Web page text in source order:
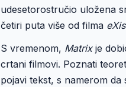
udesetorostručio uložena
četiri puta više od filma
S vremenom, Matrixje
crtani filmovi. Poznati
pojavi tekst, s namerom